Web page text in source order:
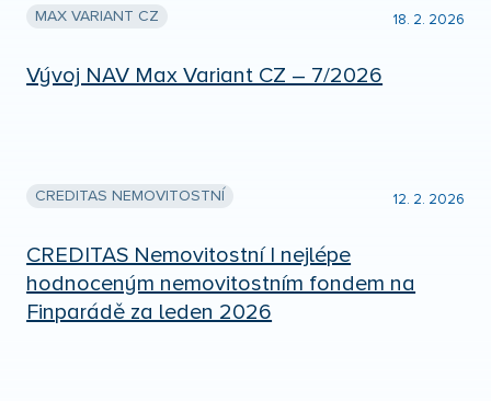
MAX VARIANT CZ 18. 2. 2026
Vývoj NAV Max Variant CZ – 7/2026
CREDITAS NEMOVITOSTNÍ 12. 2. 2026
CREDITAS Nemovitostní I nejlépe
hodnoceným nemovitostním fondem na
Finparádě za leden 2026